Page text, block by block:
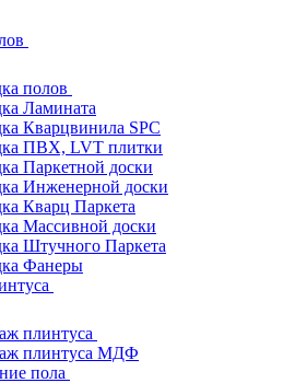
полов
Ламината
Кварцвинила SPC
ПВХ, LVT плитки
Паркетной доски
Инженерной доски
Кварц Паркета
Массивной доски
Штучного Паркета
Фанеры
плинтуса
плинтуса МДФ
пола